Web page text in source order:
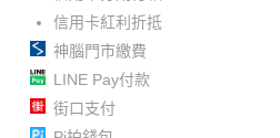
信用卡紅利折抵
神腦門市繳費
LINE Pay付款
街口支付